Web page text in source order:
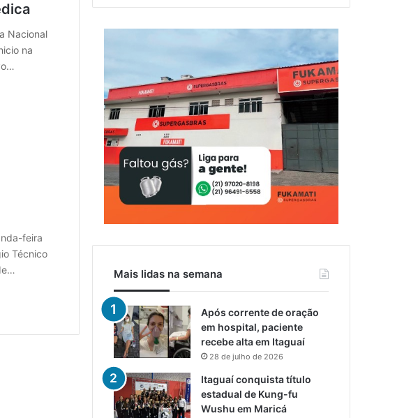
Nacional
na
feira
Técnico
Mais lidas na semana
Após corrente de oração
em hospital, paciente
recebe alta em Itaguaí
28 de julho de 2026
Itaguaí conquista título
estadual de Kung-fu
Wushu em Maricá